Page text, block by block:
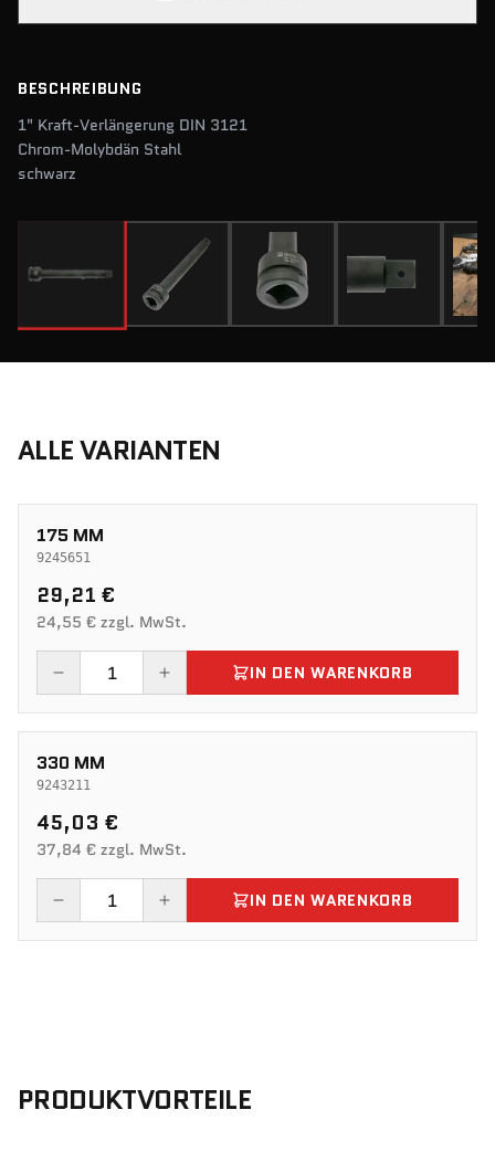
BESCHREIBUNG
1" Kraft-Verlängerung DIN 3121
Chrom-Molybdän Stahl
schwarz
ALLE VARIANTEN
175 MM
9245651
29,21 €
24,55 € zzgl. MwSt.
IN DEN WARENKORB
330 MM
9243211
45,03 €
37,84 € zzgl. MwSt.
IN DEN WARENKORB
PRODUKTVORTEILE